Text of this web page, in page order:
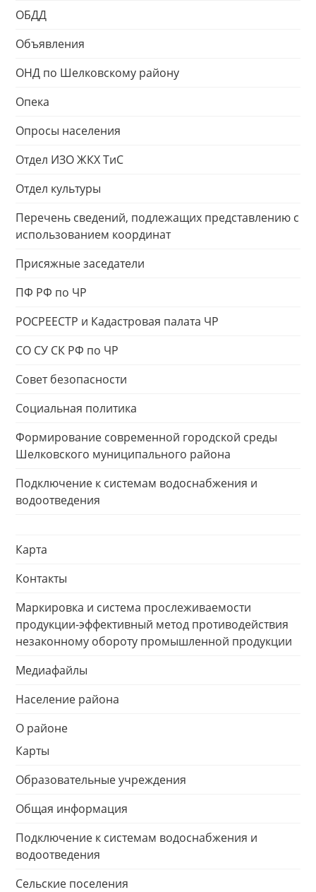
ОБДД
Объявления
ОНД по Шелковскому району
Опека
Опросы населения
Отдел ИЗО ЖКХ ТиС
Отдел культуры
Перечень сведений, подлежащих представлению с
использованием координат
Присяжные заседатели
ПФ РФ по ЧР
РОСРЕЕСТР и Кадастровая палата ЧР
СО СУ СК РФ по ЧР
Совет безопасности
Социальная политика
Формирование современной городской среды
Шелковского муниципального района
Подключение к системам водоснабжения и
водоотведения
Карта
Контакты
Маркировка и система прослеживаемости
продукции-эффективный метод противодействия
незаконному обороту промышленной продукции
Медиафайлы
Население района
О районе
Карты
Образовательные учреждения
Общая информация
Подключение к системам водоснабжения и
водоотведения
Сельские поселения